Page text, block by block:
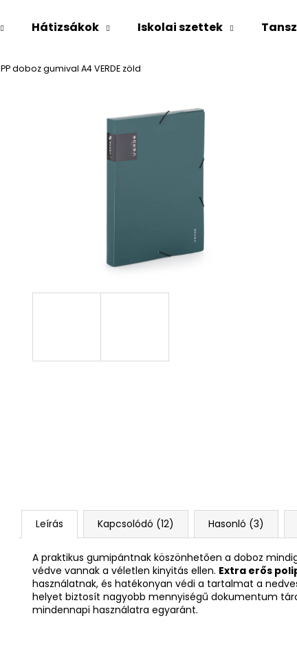
Hátizsákok Iskolai szettek
PP doboz gumival A4 VERDE zöld
Leírás Kapcsolódó (12) Hasonló (3)
A praktikus gumipántnak köszönhetően a doboz
védve vannak a véletlen kinyitás ellen. Extra erős
használatnak, és hatékonyan védi a tartalmat a
helyet biztosít nagyobb mennyiségű dokumentum
mindennapi használatra egyaránt.
Mit keres?
DIÁK